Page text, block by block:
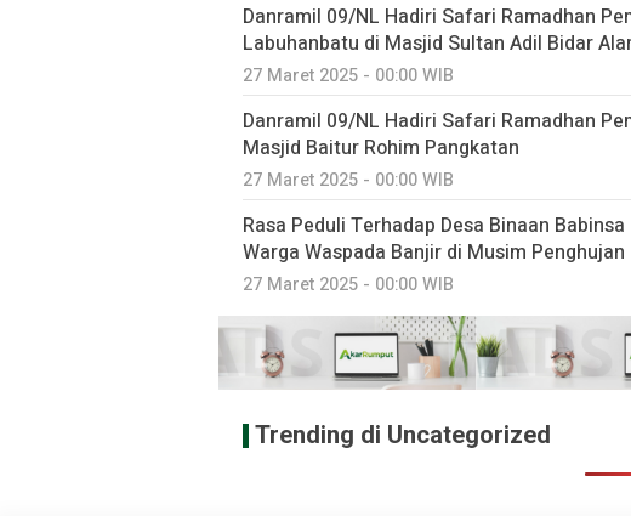
Danramil 09/NL Hadiri Safari Ramadhan
Labuhanbatu di Masjid Sultan Adil Bidar
27 Maret 2025 - 00:00 WIB
Danramil 09/NL Hadiri Safari Ramadhan
Masjid Baitur Rohim Pangkatan
27 Maret 2025 - 00:00 WIB
Rasa Peduli Terhadap Desa Binaan
Warga Waspada Banjir di Musim Penghujan
27 Maret 2025 - 00:00 WIB
Trending di Uncategorized